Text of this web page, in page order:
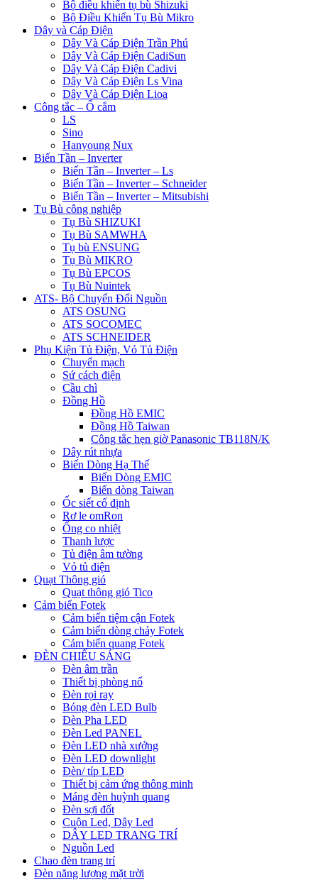
Bộ điều khiển tụ bù Shizuki
Bộ Điều Khiển Tụ Bù Mikro
Dây và Cáp Điện
Dây Và Cáp Điện Trần Phú
Dây Và Cáp Điện CadiSun
Dây Và Cáp Điện Cadivi
Dây Và Cáp Điện Ls Vina
Dây Và Cáp Điện Lioa
Công tắc – Ổ cắm
LS
Sino
Hanyoung Nux
Biến Tần – Inverter
Biến Tần – Inverter – Ls
Biến Tần – Inverter – Schneider
Biến Tần – Inverter – Mitsubishi
Tụ Bù công nghiệp
Tụ Bù SHIZUKI
Tụ Bù SAMWHA
Tụ bù ENSUNG
Tụ Bù MIKRO
Tụ Bù EPCOS
Tụ Bù Nuintek
ATS- Bộ Chuyển Đổi Nguồn
ATS OSUNG
ATS SOCOMEC
ATS SCHNEIDER
Phụ Kiện Tủ Điện, Vỏ Tủ Điện
Chuyển mạch
Sứ cách điện
Cầu chì
Đồng Hồ
Đồng Hồ EMIC
Đồng Hồ Taiwan
Công tắc hẹn giờ Panasonic TB118N/K
Dây rút nhựa
Biến Dòng Hạ Thế
Biến Dòng EMIC
Biến dòng Taiwan
Ốc siết cố định
Rơ le omRon
Ống co nhiệt
Thanh lược
Tủ điện âm tường
Vỏ tủ điện
Quạt Thông gió
Quạt thông gió Tico
Cảm biến Fotek
Cảm biến tiệm cận Fotek
Cảm biến dòng chảy Fotek
Cảm biến quang Fotek
ĐÈN CHIẾU SÁNG
Đèn âm trần
Thiết bị phòng nổ
Đèn rọi ray
Bóng đèn LED Bulb
Đèn Pha LED
Đèn Led PANEL
Đèn LED nhà xưởng
Đèn LED downlight
Đèn/ típ LED
Thiết bị cảm ứng thông minh
Máng đèn huỳnh quang
Đèn sợi đốt
Cuộn Led, Dây Led
DÂY LED TRANG TRÍ
Nguồn Led
Chao đèn trang trí
Đèn năng lượng mặt trời